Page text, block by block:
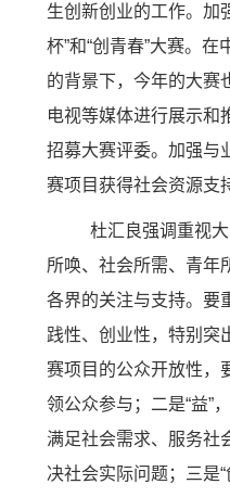
生创新创业的工作。加
杯”和“创青春”大赛。
的背景下，今年的大赛
电视等媒体进行展示和
招募大赛评委。加强与
赛项目获得社会资源支
杜汇良强调重视
所唤、社会所需、青年
各界的关注与支持。要
践性、创业性，特别突
赛项目的公众开放性，
领公众参与；二是“益”
满足社会需求、服务社
决社会实际问题；三是